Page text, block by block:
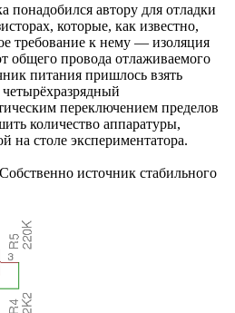
понадобился автору для отладки
которые, как известно,
требование к нему — изоляция
общего провода отлаживаемого
питания пришлось взять
переключением пределов
количество аппаратуры,
на столе экспериментатора.
источник стабильного